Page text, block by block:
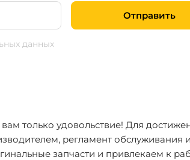
Отправить
данных
только удовольствие! Для
регламент обслуживания и
запчасти и привлекаем к